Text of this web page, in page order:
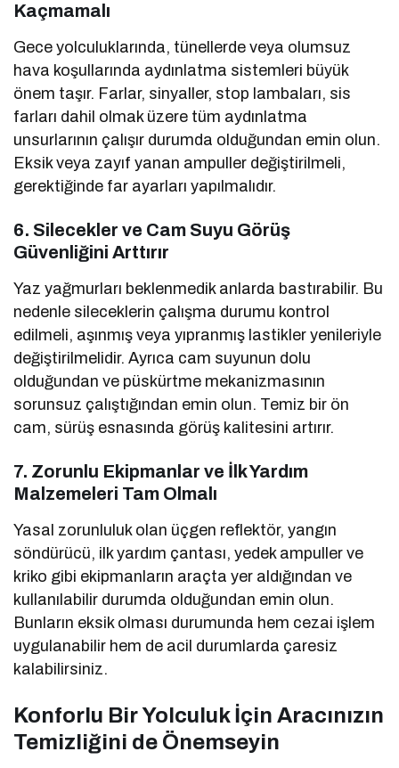
Kaçmamalı
Gece yolculuklarında, tünellerde veya olumsuz
hava koşullarında aydınlatma sistemleri büyük
önem taşır. Farlar, sinyaller, stop lambaları, sis
farları dahil olmak üzere tüm aydınlatma
unsurlarının çalışır durumda olduğundan emin olun.
Eksik veya zayıf yanan ampuller değiştirilmeli,
gerektiğinde far ayarları yapılmalıdır.
6. Silecekler ve Cam Suyu Görüş
Güvenliğini Arttırır
Yaz yağmurları beklenmedik anlarda bastırabilir. Bu
nedenle sileceklerin çalışma durumu kontrol
edilmeli, aşınmış veya yıpranmış lastikler yenileriyle
değiştirilmelidir. Ayrıca cam suyunun dolu
olduğundan ve püskürtme mekanizmasının
sorunsuz çalıştığından emin olun. Temiz bir ön
cam, sürüş esnasında görüş kalitesini artırır.
7. Zorunlu Ekipmanlar ve İlk Yardım
Malzemeleri Tam Olmalı
Yasal zorunluluk olan üçgen reflektör, yangın
söndürücü, ilk yardım çantası, yedek ampuller ve
kriko gibi ekipmanların araçta yer aldığından ve
kullanılabilir durumda olduğundan emin olun.
Bunların eksik olması durumunda hem cezai işlem
uygulanabilir hem de acil durumlarda çaresiz
kalabilirsiniz.
Konforlu Bir Yolculuk İçin Aracınızın
Temizliğini de Önemseyin